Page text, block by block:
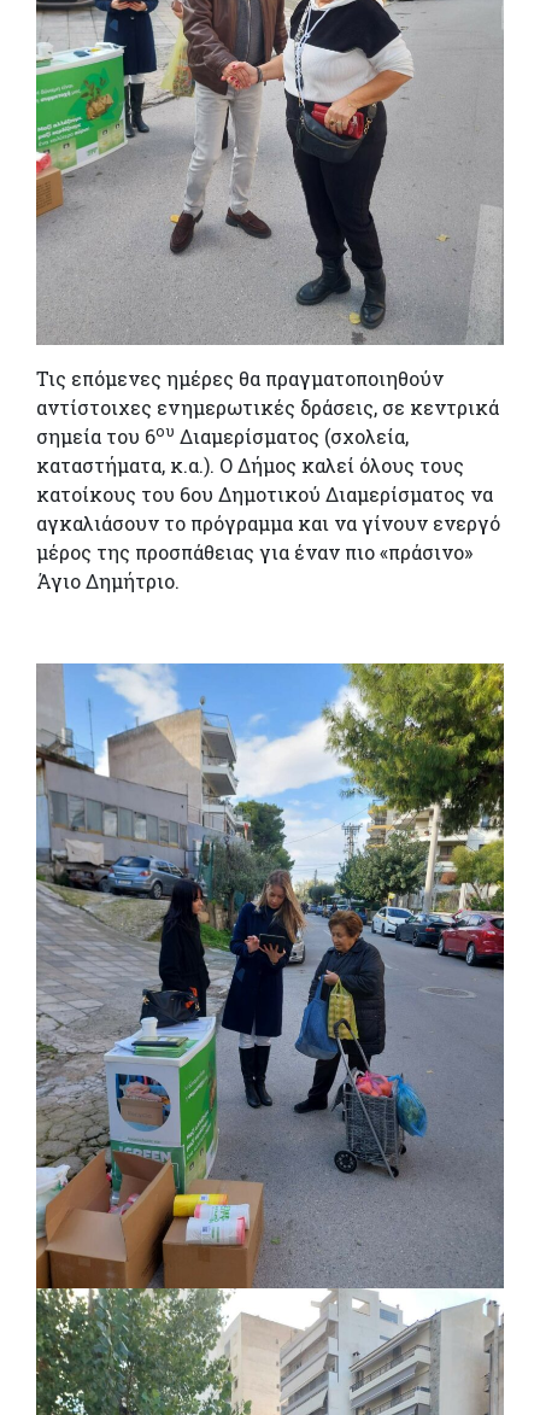
Τις επόμενες ημέρες θα πραγματοποιηθούν
αντίστοιχες ενημερωτικές δράσεις, σε κεντρικά
σημεία του 6ου Διαμερίσματος (σχολεία,
καταστήματα, κ.α.). Ο Δήμος καλεί όλους τους
κατοίκους του 6ου Δημοτικού Διαμερίσματος να
αγκαλιάσουν το πρόγραμμα και να γίνουν ενεργό
μέρος της προσπάθειας για έναν πιο «πράσινο»
Άγιο Δημήτριο.